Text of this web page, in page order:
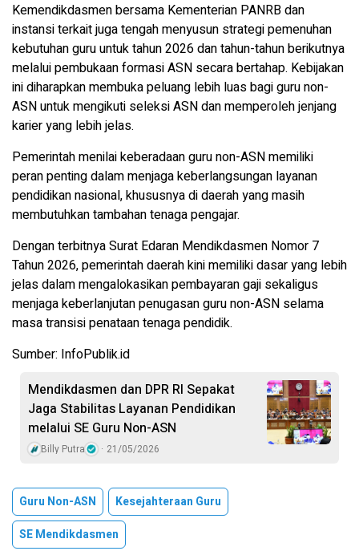
Kemendikdasmen bersama Kementerian PANRB dan
instansi terkait juga tengah menyusun strategi pemenuhan
kebutuhan guru untuk tahun 2026 dan tahun-tahun berikutnya
melalui pembukaan formasi ASN secara bertahap. Kebijakan
ini diharapkan membuka peluang lebih luas bagi guru non-
ASN untuk mengikuti seleksi ASN dan memperoleh jenjang
karier yang lebih jelas.
Pemerintah menilai keberadaan guru non-ASN memiliki
peran penting dalam menjaga keberlangsungan layanan
pendidikan nasional, khususnya di daerah yang masih
membutuhkan tambahan tenaga pengajar.
Dengan terbitnya Surat Edaran Mendikdasmen Nomor 7
Tahun 2026, pemerintah daerah kini memiliki dasar yang lebih
jelas dalam mengalokasikan pembayaran gaji sekaligus
menjaga keberlanjutan penugasan guru non-ASN selama
masa transisi penataan tenaga pendidik.
Sumber: InfoPublik.id
Mendikdasmen dan DPR RI Sepakat
Jaga Stabilitas Layanan Pendidikan
melalui SE Guru Non-ASN
Billy Putra 21/05/2026
Guru Non-ASN
Kesejahteraan Guru
SE Mendikdasmen